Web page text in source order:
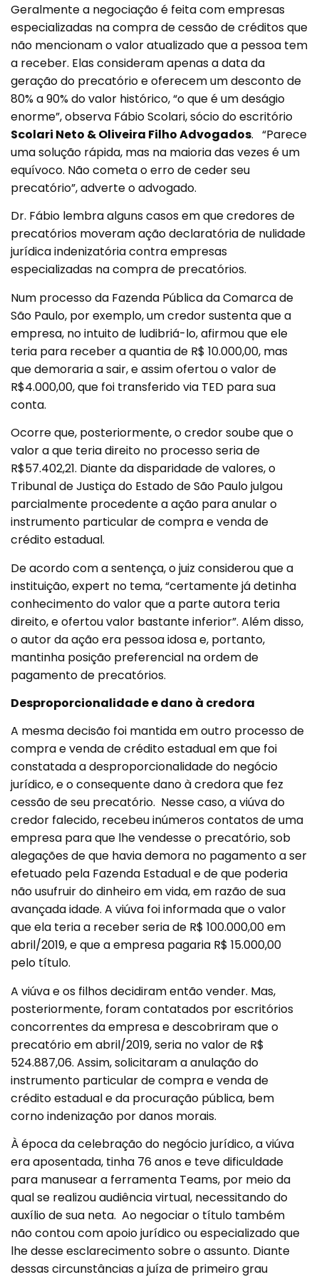
Geralmente a negociação é feita com empresas
especializadas na compra de cessão de créditos que
não mencionam o valor atualizado que a pessoa tem
a receber. Elas consideram apenas a data da
geração do precatório e oferecem um desconto de
80% a 90% do valor histórico, “o que é um deságio
enorme”, observa Fábio Scolari, sócio do escritório
Scolari Neto & Oliveira Filho Advogados. “Parece
uma solução rápida, mas na maioria das vezes é um
equívoco. Não cometa o erro de ceder seu
precatório”, adverte o advogado.
Dr. Fábio lembra alguns casos em que credores de
precatórios moveram ação declaratória de nulidade
jurídica indenizatória contra empresas
especializadas na compra de precatórios.
Num processo da Fazenda Pública da Comarca de
São Paulo, por exemplo, um credor sustenta que a
empresa, no intuito de ludibriá-lo, afirmou que ele
teria para receber a quantia de R$ 10.000,00, mas
que demoraria a sair, e assim ofertou o valor de
R$4.000,00, que foi transferido via TED para sua
conta.
Ocorre que, posteriormente, o credor soube que o
valor a que teria direito no processo seria de
R$57.402,21. Diante da disparidade de valores, o
Tribunal de Justiça do Estado de São Paulo julgou
parcialmente procedente a ação para anular o
instrumento particular de compra e venda de
crédito estadual.
De acordo com a sentença, o juiz considerou que a
instituição, expert no tema, “certamente já detinha
conhecimento do valor que a parte autora teria
direito, e ofertou valor bastante inferior”. Além disso,
o autor da ação era pessoa idosa e, portanto,
mantinha posição preferencial na ordem de
pagamento de precatórios.
Desproporcionalidade e dano à credora
A mesma decisão foi mantida em outro processo de
compra e venda de crédito estadual em que foi
constatada a desproporcionalidade do negócio
jurídico, e o consequente dano à credora que fez
cessão de seu precatório. Nesse caso, a viúva do
credor falecido, recebeu inúmeros contatos de uma
empresa para que lhe vendesse o precatório, sob
alegações de que havia demora no pagamento a ser
efetuado pela Fazenda Estadual e de que poderia
não usufruir do dinheiro em vida, em razão de sua
avançada idade. A viúva foi informada que o valor
que ela teria a receber seria de R$ 100.000,00 em
abril/2019, e que a empresa pagaria R$ 15.000,00
pelo título.
A viúva e os filhos decidiram então vender. Mas,
posteriormente, foram contatados por escritórios
concorrentes da empresa e descobriram que o
precatório em abril/2019, seria no valor de R$
524.887,06. Assim, solicitaram a anulação do
instrumento particular de compra e venda de
crédito estadual e da procuração pública, bem
corno indenização por danos morais.
À época da celebração do negócio jurídico, a viúva
era aposentada, tinha 76 anos e teve dificuldade
para manusear a ferramenta Teams, por meio da
qual se realizou audiência virtual, necessitando do
auxílio de sua neta. Ao negociar o título também
não contou com apoio jurídico ou especializado que
lhe desse esclarecimento sobre o assunto. Diante
dessas circunstâncias a juíza de primeiro grau